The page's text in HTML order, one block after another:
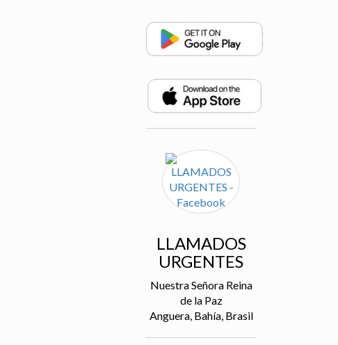
LLAMADOS
URGENTES
Nuestra Señora Reina
de la Paz
Anguera, Bahía, Brasil